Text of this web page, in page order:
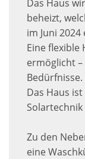
Das Haus
beheizt,
im Juni
Eine flexible
ermöglicht
Bedürfnisse.
Das Haus
Zu den
eine